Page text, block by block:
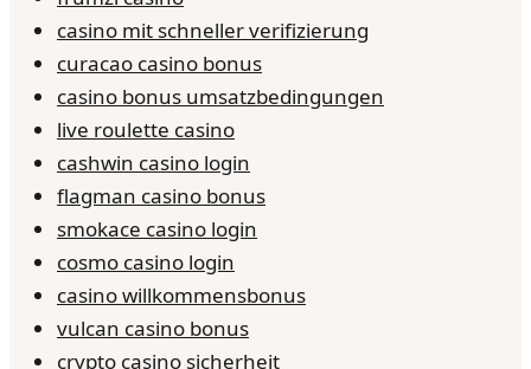
casino mit schneller verifizierung
curacao casino bonus
casino bonus umsatzbedingungen
live roulette casino
cashwin casino login
flagman casino bonus
smokace casino login
cosmo casino login
casino willkommensbonus
vulcan casino bonus
crypto casino sicherheit